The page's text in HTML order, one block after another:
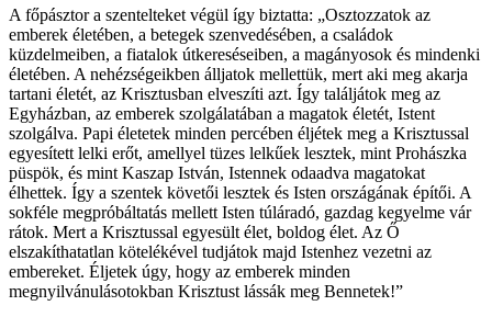
A főpásztor a szentelteket végül így biztatta: „Osztozzatok az
emberek életében, a betegek szenvedésében, a családok
küzdelmeiben, a fiatalok útkereséseiben, a magányosok és mindenki
életében. A nehézségeikben álljatok mellettük, mert aki meg akarja
tartani életét, az Krisztusban elveszíti azt. Így találjátok meg az
Egyházban, az emberek szolgálatában a magatok életét, Istent
szolgálva. Papi életetek minden percében éljétek meg a Krisztussal
egyesített lelki erőt, amellyel tüzes lelkűek lesztek, mint Prohászka
püspök, és mint Kaszap István, Istennek odaadva magatokat
élhettek. Így a szentek követői lesztek és Isten országának építői. A
sokféle megpróbáltatás mellett Isten túláradó, gazdag kegyelme vár
rátok. Mert a Krisztussal egyesült élet, boldog élet. Az Ő
elszakíthatatlan kötelékével tudjátok majd Istenhez vezetni az
embereket. Éljetek úgy, hogy az emberek minden
megnyilvánulásotokban Krisztust lássák meg Bennetek!”